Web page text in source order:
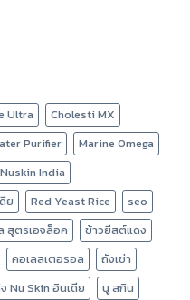
Ultra
Cholesti MX
Purifier
Marine Omega
Nuskin India
ย Red Yeast Rice
seo
สูตรเอจล็อค
ข้าวยีสต์แดง
คอเลสเตอรอล
ถังเช่า
Nu Skin อินเดีย
นู สกิน